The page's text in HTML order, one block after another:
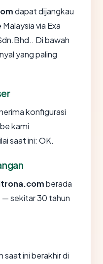
dapat dijangkau
via Exa
Di bawah
yang paling
konfigurasi
kami
saat ini: OK.
berada
sekitar 30 tahun
ini berakhir di